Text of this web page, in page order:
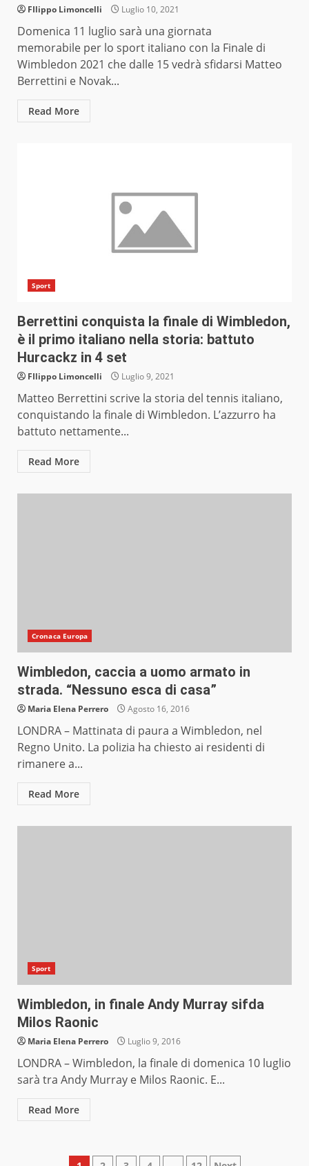
FIlippo Limoncelli Luglio 10, 2021
Domenica 11 luglio sarà una giornata
memorabile per lo sport italiano con la Finale di
Wimbledon 2021 che dalle 15 vedrà sfidarsi Matteo
Berrettini e Novak...
Read More
Sport
Berrettini conquista la finale di Wimbledon,
è il primo italiano nella storia: battuto
Hurcackz in 4 set
FIlippo Limoncelli Luglio 9, 2021
Matteo Berrettini scrive la storia del tennis italiano,
conquistando la finale di Wimbledon. L’azzurro ha
battuto nettamente...
Read More
Cronaca Europa
Wimbledon, caccia a uomo armato in
strada. “Nessuno esca di casa”
Maria Elena Perrero Agosto 16, 2016
LONDRA – Mattinata di paura a Wimbledon, nel
Regno Unito. La polizia ha chiesto ai residenti di
rimanere a...
Read More
Sport
Wimbledon, in finale Andy Murray sifda
Milos Raonic
Maria Elena Perrero Luglio 9, 2016
LONDRA – Wimbledon, la finale di domenica 10 luglio
sarà tra Andy Murray e Milos Raonic. E...
Read More